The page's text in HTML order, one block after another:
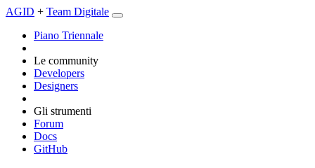
AGID + Team Digitale
Piano Triennale
Le community
Developers
Designers
Gli strumenti
Forum
Docs
GitHub